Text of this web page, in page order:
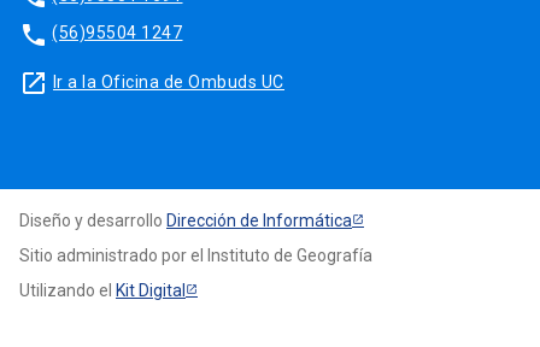
phone (56)95504 1247
launch Ir a la Oficina de Ombuds UC
Diseño y desarrollo Dirección de Informática
Sitio administrado por el Instituto de Geografía
Utilizando el Kit Digital